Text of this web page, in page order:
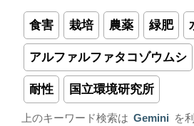
食害 栽培 農薬 緑肥
アルファルファタコゾウムシ
耐性 国立環境研究所
上のキーワード検索は Gemini
を